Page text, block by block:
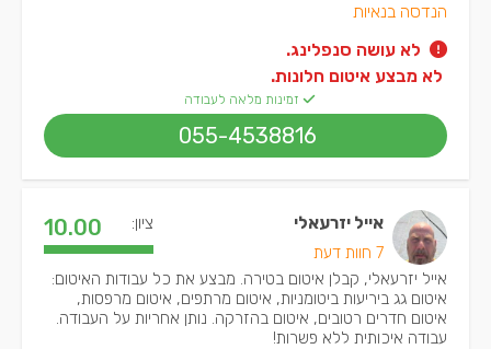
הנדסה בנאיות
לא עושה סנפלינג.
זמינות מלאה לעבודה
055-4538816
אייל יזרעאלי
7 חוות דעת
ציון: 10.00
אייל יזרעאלי, קבלן איטום בטירה. מבצע את כל עבודות האיטום:
איטום גג ביריעות ביטומניות, איטום מרתפים, איטום מרפסות,
איטום חדרים רטובים, איטום בהזרקה. נותן אחריות על העבודה.
עבודה איכותית ללא פשרות!